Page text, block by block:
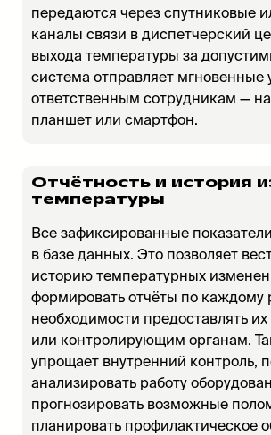
передаются через спутниковые
каналы связи в диспетчерский
выхода температуры за
система отправляет мгновенные
ответственным сотрудникам —
планшет или смартфон.
Отчётность и история
температуры
Все зафиксированные
в базе данных. Это позволяет
историю температурных
формировать отчёты по каждому
необходимости предоставлять
или контролирующим органам.
упрощает внутренний контроль,
анализировать работу
прогнозировать возможные
планировать профилактическое